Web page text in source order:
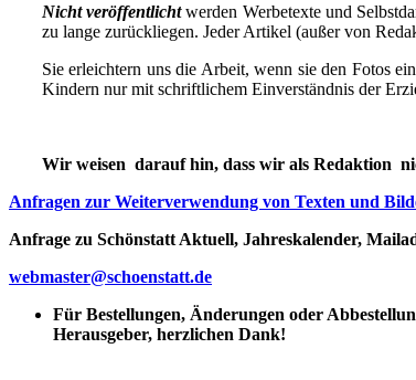
Nicht veröffentlichtwerden Werbetexte und
zu lange zurückliegen. Jeder Artikel (außer von
Sie erleichtern uns die Arbeit, wenn sie den Fotos
Kindern nur mit schriftlichem Einverständnis der
Wir weisen darauf hin, dass wir als Redaktion
Anfragen zur Weiterverwendung von Texten und
Anfrage zu Schönstatt Aktuell, Jahreskalender,
webmaster@schoenstatt.de
Für Bestellungen, Änderungen oder
Herausgeber, herzlichen Dank!